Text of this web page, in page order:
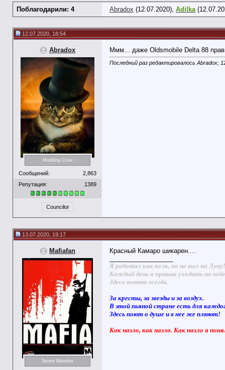
Поблагодарили: 4 Abradox (12.07.2020), Adilka
12.07.2020, 18:54
Abradox
Modding Crew
Сообщений:
2,863
Репутация:
1389
Councilor
Ммм... даже Oldsmobile Delta 88
Последний раз редактировалось Abradox;
13.07.2020, 19:17
Mafiafan
Senior Member
Красный Камаро шикарен....
Я работал как волк, но не выл на Луну!
Каждый день я привык уходить на
Здесь воюют всегда.
За кресты, за звезды и за воздух.
В этой пьяной стране есть для
Здесь поют о душе и в нее же плюют!
Как назло, как назло. Как назло я